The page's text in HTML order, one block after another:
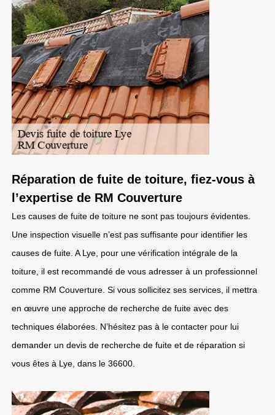
Réparation de fuite de toiture, fiez-vous à
l’expertise de RM Couverture
Les causes de fuite de toiture ne sont pas toujours évidentes.
Une inspection visuelle n’est pas suffisante pour identifier les
causes de fuite. A Lye, pour une vérification intégrale de la
toiture, il est recommandé de vous adresser à un professionnel
comme RM Couverture. Si vous sollicitez ses services, il mettra
en œuvre une approche de recherche de fuite avec des
techniques élaborées. N’hésitez pas à le contacter pour lui
demander un devis de recherche de fuite et de réparation si
vous êtes à Lye, dans le 36600.